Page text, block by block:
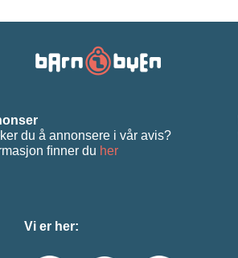
du å annonsere i vår avis?
ﬁnner du her
Vi er her: